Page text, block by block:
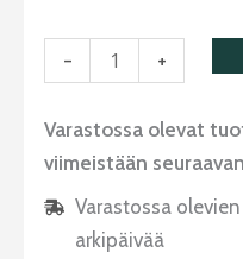
- +
Varastossa olevat
viimeistään
Varastossa
arkipäivää